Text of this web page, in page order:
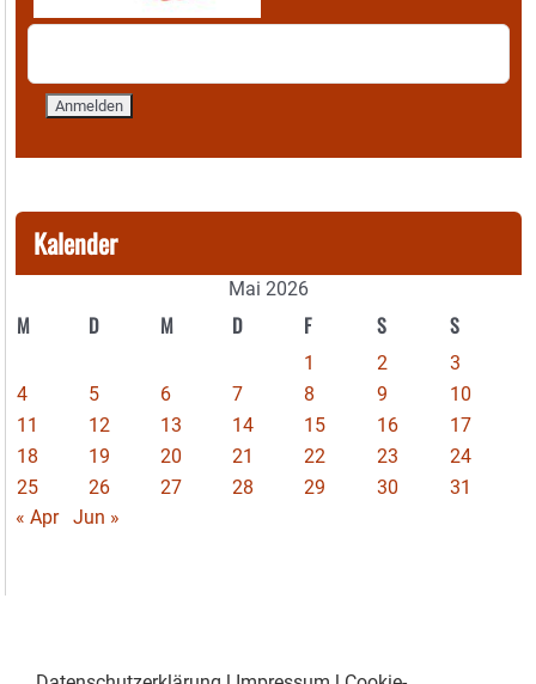
Kalender
Mai 2026
M D M D F S S
1 2
3
4
5 6 7 8 9
10
11
12 13 14 15 16
17
18
19 20 21 22 23
24
25
26 27 28 29 30
31
« Apr
Jun »